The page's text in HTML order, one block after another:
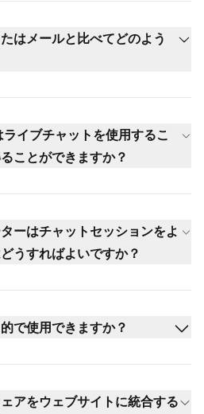
はメールと比べてどのよう
イブチャットを使用するこ
ことができますか？
ーはチャットセッションをよ
うすればよいですか？
で使用できますか？
アをウェブサイトに統合する